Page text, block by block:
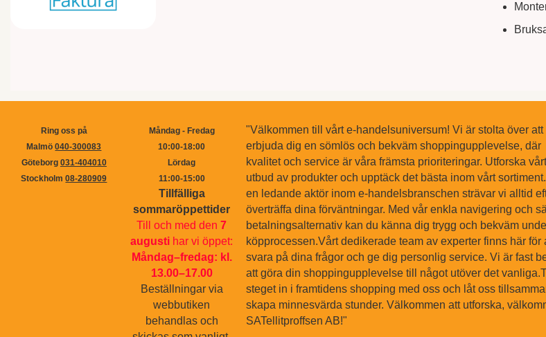
Ring oss på
Malmö040-300083
Göteborg 031-404010
Stockholm08-280909
Måndag - Fredag
10:00-18:00
Lördag
11:00-15:00
Tillfälliga
sommaröppettider
Till och med den7
augusti har vi öppet:
Måndag–fredag: kl.
13.00–17.00
Beställningar via
webbutiken
behandlas och
"Välkommen till vårt e-handelsuniversum! Vi är stolta över att
erbjuda dig en sömlös och bekväm shoppingupplevelse, där
kvalitet och service är våra främsta prioriteringar. Utforska
utbud av produkter och upptäck det bästa inom vårt
en ledande aktör inom e-handelsbranschen strävar vi alltid
överträffa dina förväntningar. Med vår enkla navigering och
betalningsalternativ kan du känna dig trygg och bekväm
köpprocessen.Vårt dedikerade team av experter finns här för
svara på dina frågor och ge dig personlig service. Vi är fast
att göra din shoppingupplevelse till något utöver det
steget in i framtidens shopping med oss och låt oss
skapa minnesvärda stunder. Välkommen att utforska,
SATellitproffsen AB!"